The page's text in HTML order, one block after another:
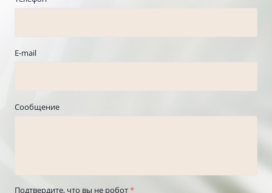
E-mail
Сообщение
Подтвердите, что вы не робот*